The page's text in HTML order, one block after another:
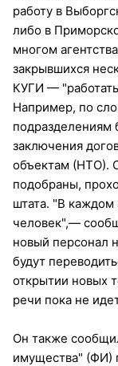
работу в
либо в
многом
закрывшихся
КУГИ —
Например, по
подразделениям
заключения
объектам (НТО).
подобраны,
штата. "В каждом
человек",—
новый персонал
будут
открытии новых
речи пока не
Он также
имущества" (ФИ)